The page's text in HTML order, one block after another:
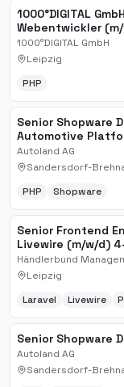
1000°DIGITAL
Webentwickler
1000°DIGITAL GmbH
Leipzig
PHP
Senior Shopware
Automotive
Automation
Autoland AG
Sandersdorf-
PHP Shopware
Senior Frontend
Livewire (m/w/d)
Minuten
Händlerbund
Leipzig
Laravel Livewire
Senior Shopware
Autoland AG
Sandersdorf-